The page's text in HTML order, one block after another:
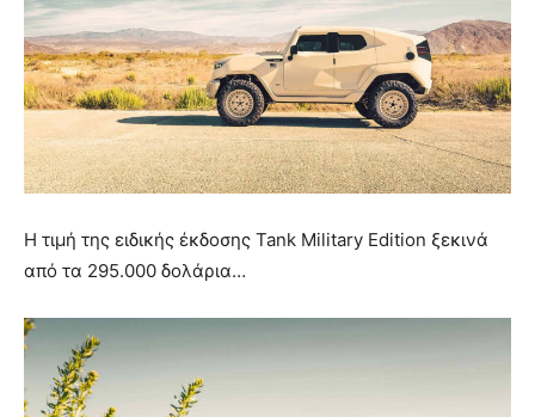
Η τιμή της ειδικής έκδοσης Tank Military Edition ξεκινά
από τα 295.000 δολάρια…